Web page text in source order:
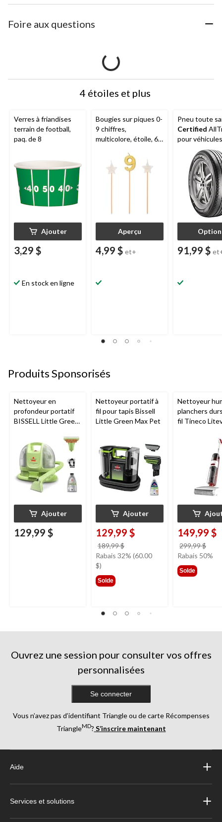
Foire aux questions
4 étoiles et plus
Verres à friandises
terrain de football,
paq. de 8
Ajouter
3,29 $
En stock en ligne
Bougies sur piques 0-
9 chiffres,
multicolore, étoile, 6
d'anniversaire
Aperçu
4,99 $ et+
Pneu toute
Certified
pour
tourisme et
91,99 $
Produits Sponsorisés
Nettoyeur en
profondeur portatif
BISSELL Little Green
tapis et tissus
d'ameublement
Ajouter
129,99 $
Nettoyeur portatif à
fil pour tapis Bissell
Little Green Max Pet
Ajouter
129,99 $
189,99 $
était
Rabais 32% (60.00
$)
Solde
Nettoyeur
planchers
fil Tineco
149,99 $
299,99 $
était
Rabais 50%
Solde
Ouvrez une session pour consulter vos offres
personnalisées
Se connecter
Vous n’avez pas d’identifiant Triangle ou de carte Récompenses
TriangleMD? S’inscrire maintenant
Aide
Services et solutions